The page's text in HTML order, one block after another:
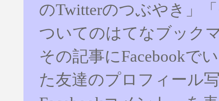
のTwitterのつぶやき」
ついてのはてなブック
その記事にFacebookで
た友達のプロフィール